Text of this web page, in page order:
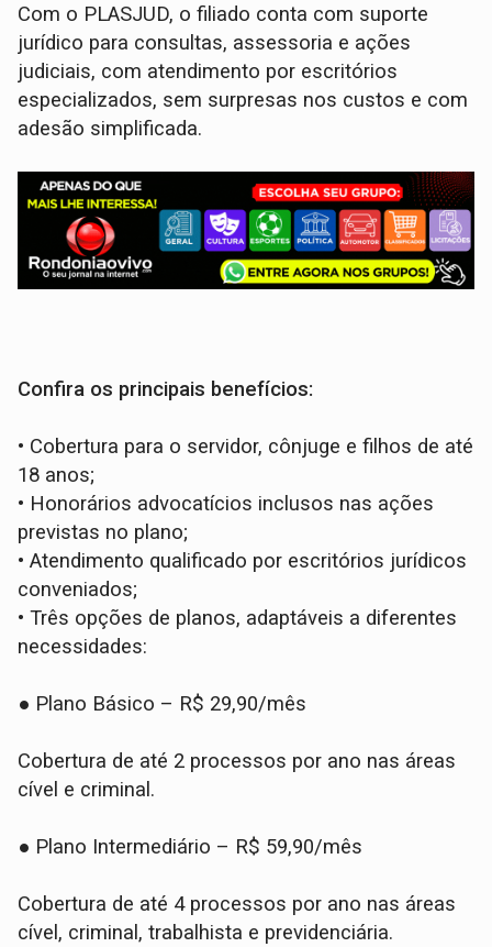
Com o PLASJUD, o filiado conta com suporte
jurídico para consultas, assessoria e ações
judiciais, com atendimento por escritórios
especializados, sem surpresas nos custos e com
adesão simplificada.
Confira os principais benefícios:
• Cobertura para o servidor, cônjuge e filhos de até
18 anos;
• Honorários advocatícios inclusos nas ações
previstas no plano;
• Atendimento qualificado por escritórios jurídicos
conveniados;
• Três opções de planos, adaptáveis a diferentes
necessidades:
● Plano Básico – R$ 29,90/mês
Cobertura de até 2 processos por ano nas áreas
cível e criminal.
● Plano Intermediário – R$ 59,90/mês
Cobertura de até 4 processos por ano nas áreas
cível, criminal, trabalhista e previdenciária.